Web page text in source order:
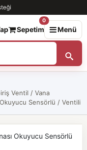
Sepetim
0
Menü
Ventil / Vana
Sensörlü / Ventili